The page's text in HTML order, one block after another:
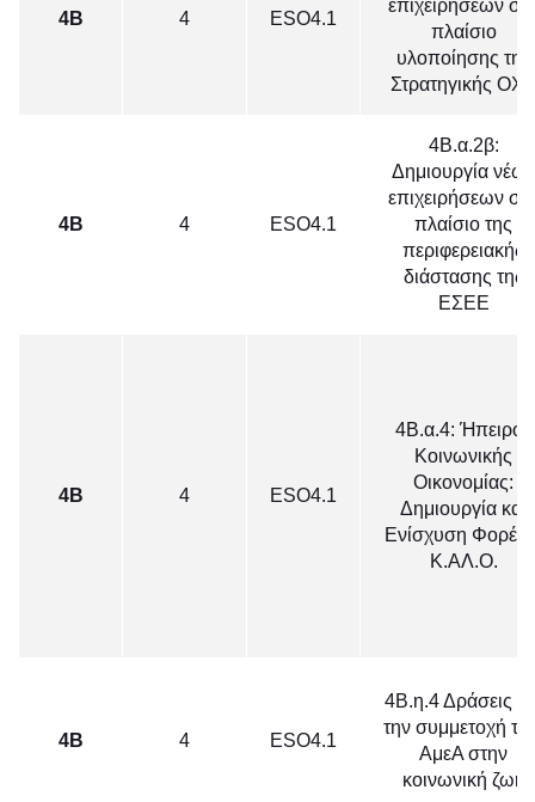
4Β 4 ΕSO4.1
επιχειρήσεων
πλαίσιο
υλοποίησης της
Στρατηγικής
4Β 4 ΕSO4.1
4Β.α.2β:
Δημιουργία νέων
επιχειρήσεων
πλαίσιο της
περιφερειακής
διάστασης της
ΕΣΕΕ
4Β 4 ΕSO4.1
4Β.α.4: Ήπειρος
Κοινωνικής
Οικονομίας:
Δημιουργία και
Ενίσχυση
Κ.ΑΛ.Ο.
4Β 4 ΕSO4.1
4Β.η.4 Δράσεις
την συμμετοχή
ΑμεΑ στην
κοινωνική ζωή